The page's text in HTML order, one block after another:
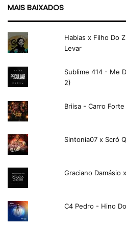
MAIS BAIXADOS
Habias x Filho Do
Levar
Sublime 414 - Me
2)
Briisa - Carro
Sintonia07 x Scró
Graciano Damásio
C4 Pedro - Hino